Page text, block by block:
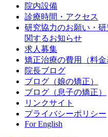
院内設備
診療時間・アクセス
研究協力のお願い・
関するお知らせ
求人募集
矯正治療の費用（料金
院長ブログ
ブログ（娘の矯正）
ブログ（息子の矯正）
リンクサイト
プライバシーポリシー
For English